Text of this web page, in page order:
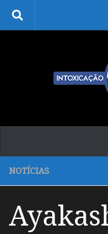
Skip to content
NOTÍCIAS